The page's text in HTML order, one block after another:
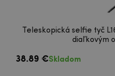
Teleskopická selfie tyč
diaľkovým
38.89 €Skladom